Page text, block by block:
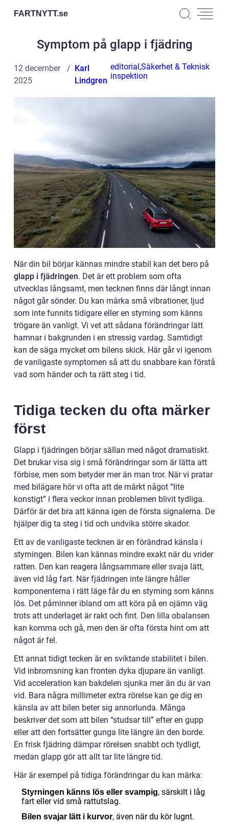
FARTNYTT.se
Symptom på glapp i fjädring
12 december
2025
Karl
Lindgren
editorial,Säkerhet & Teknisk
inspektion
När din bil börjar kännas mindre stabil kan det bero på
glapp i fjädringen. Det är ett problem som ofta
utvecklas långsamt, men tecknen finns där långt innan
något går sönder. Du kan märka små vibrationer, ljud
som inte funnits tidigare eller en styrning som känns
trögare än vanligt. Vi vet att sådana förändringar lätt
hamnar i bakgrunden i en stressig vardag. Samtidigt
kan de säga mycket om bilens skick. Här går vi igenom
de vanligaste symptomen så att du snabbare kan förstå
vad som händer och ta rätt steg i tid.
Tidiga tecken du ofta märker
först
Glapp i fjädringen börjar sällan med något dramatiskt.
Det brukar visa sig i små förändringar som är lätta att
förbise, men som betyder mer än man tror. När vi pratar
med bilägare hör vi ofta att de märkt något “lite
konstigt” i flera veckor innan problemen blivit tydliga.
Därför är det bra att känna igen de första signalerna. De
hjälper dig ta steg i tid och undvika större skador.
Ett av de vanligaste tecknen är en förändrad känsla i
styrningen. Bilen kan kännas mindre exakt när du vrider
ratten. Den kan reagera långsammare eller svaja lätt,
även vid låg fart. När fjädringen inte längre håller
komponenterna i rätt läge får du en styrning som känns
lös. Det påminner ibland om att köra på en ojämn väg
trots att underlaget är rakt och fint. Den lilla obalansen
kan komma och gå, men den är ofta första hint om att
något är fel.
Ett annat tidigt tecken är en sviktande stabilitet i bilen.
Vid inbromsning kan fronten dyka djupare än vanligt.
Vid acceleration kan bakdelen sjunka mer än du är van
vid. Bara några millimeter extra rörelse kan ge dig en
känsla av att bilen beter sig annorlunda. Många
beskriver det som att bilen “studsar till” efter en gupp
eller att den fortsätter gunga lite längre än den borde.
En frisk fjädring dämpar rörelsen snabbt och tydligt,
medan glapp gör att allt tar lite längre tid.
Här är exempel på tidiga förändringar du kan märka:
Styrningen känns lös eller svampig, särskilt i låg
fart eller vid små rattutslag.
Bilen svajar lätt i kurvor, även när du kör lugnt.